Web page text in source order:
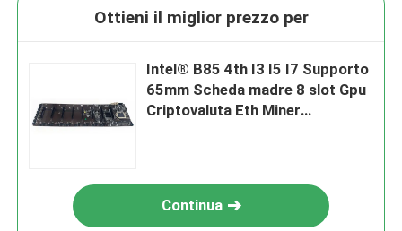
Ottieni il miglior prezzo per
Intel® B85 4th I3 I5 I7 Supporto
65mm Scheda madre 8 slot Gpu
Criptovaluta Eth Miner
Continua